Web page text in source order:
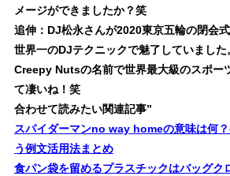
メージができましたか？笑
追伸：DJ松永さんが2020東京五輪の閉会式
世界一のDJテクニックで魅了していました
Creepy Nutsの名前で世界最大級のスポー
て凄いね！笑
合わせて読みたい関連記事”
スパイダーマンno way homeの意味は何
う例文活用法まとめ
食パン袋を留めるプラスチックはバッグク